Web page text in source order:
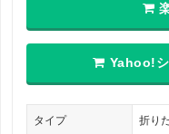
Yahoo!
タイプ 折り